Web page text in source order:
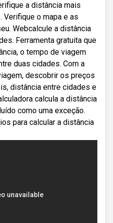
a distância mais
o mapa e as
Webcalcule a distância
Ferramenta gratuita que
o tempo de viagem
duas cidades. Com a
descobrir os preços
distância entre cidades e
calcula a distância
como uma exceção.
para calcular a distância